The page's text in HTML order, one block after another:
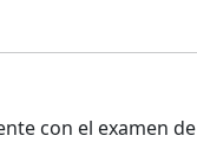
con el examen de